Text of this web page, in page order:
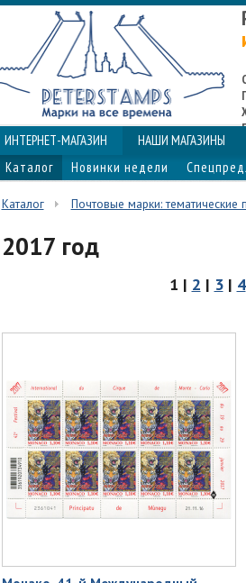
ИНТЕРНЕТ-МАГАЗИН НАШИ МАГАЗИНЫ
Каталог
Новинки недели
Каталог Почтовые марки: тематические
2017 год
1 | 2 | 3| 4